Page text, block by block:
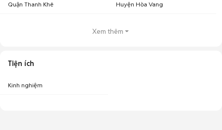
Quận Thanh Khê Huyện Hòa Vang
Xem thêm
Tiện ích
Kinh nghiệm